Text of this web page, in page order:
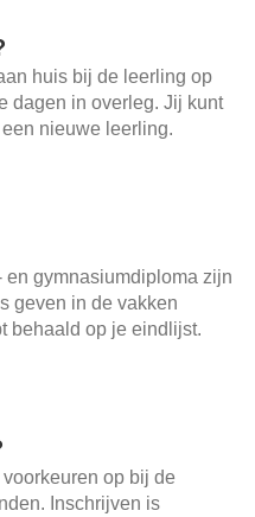
huis bij de leerling op
dagen in overleg. Jij kunt
nieuwe leerling.
en gymnasiumdiploma zijn
geven in de vakken
behaald op je eindlijst.
op bij de
Inschrijven is